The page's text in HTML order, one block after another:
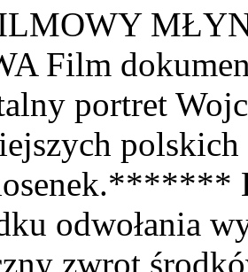
Film
portret
odwołania
zwrot